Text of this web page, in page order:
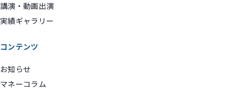
講演・動画出演
実績ギャラリー
コンテンツ
お知らせ
マネーコラム